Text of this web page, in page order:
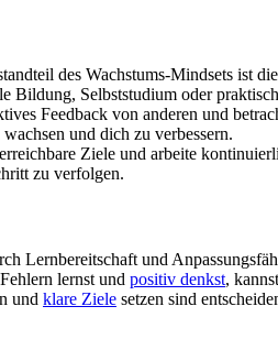
des Wachstums-Mindsets ist
Bildung, Selbststudium oder
Feedback von anderen und
und dich zu verbessern.
Ziele und arbeite
zu verfolgen.
Lernbereitschaft und
lernst und positiv denkst,
und klare Ziele setzen sind